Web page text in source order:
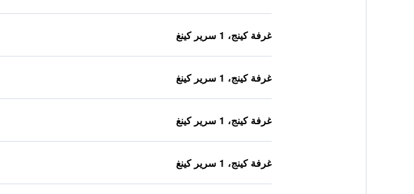
غرفة كينج، 1 سرير كينغ
غرفة كينج، 1 سرير كينغ
غرفة كينج، 1 سرير كينغ
غرفة كينج، 1 سرير كينغ